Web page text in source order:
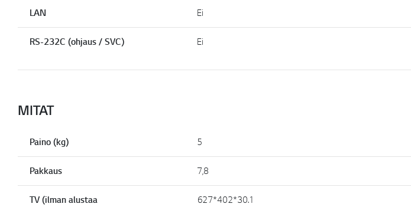
LAN Ei
RS-232C (ohjaus / SVC) Ei
MITAT
Paino (kg) 5
Pakkaus 7,8
TV (ilman alustaa 627*402*30.1